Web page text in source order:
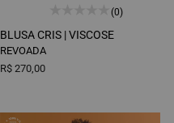
(0)
BLUSA CRIS |VISCOSE
REVOADA
R$ 270,00